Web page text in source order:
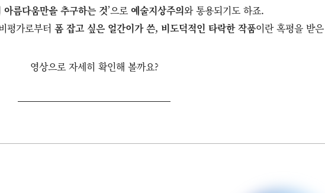
아름다움만을 추구하는 것’으로 예술지상주의와 통용되기도 하죠.
평가로부터 폼 잡고 싶은 얼간이가 쓴, 비도덕적인 타락한 작품이란 혹평을 받
영상으로 자세히 확인해 볼까요?